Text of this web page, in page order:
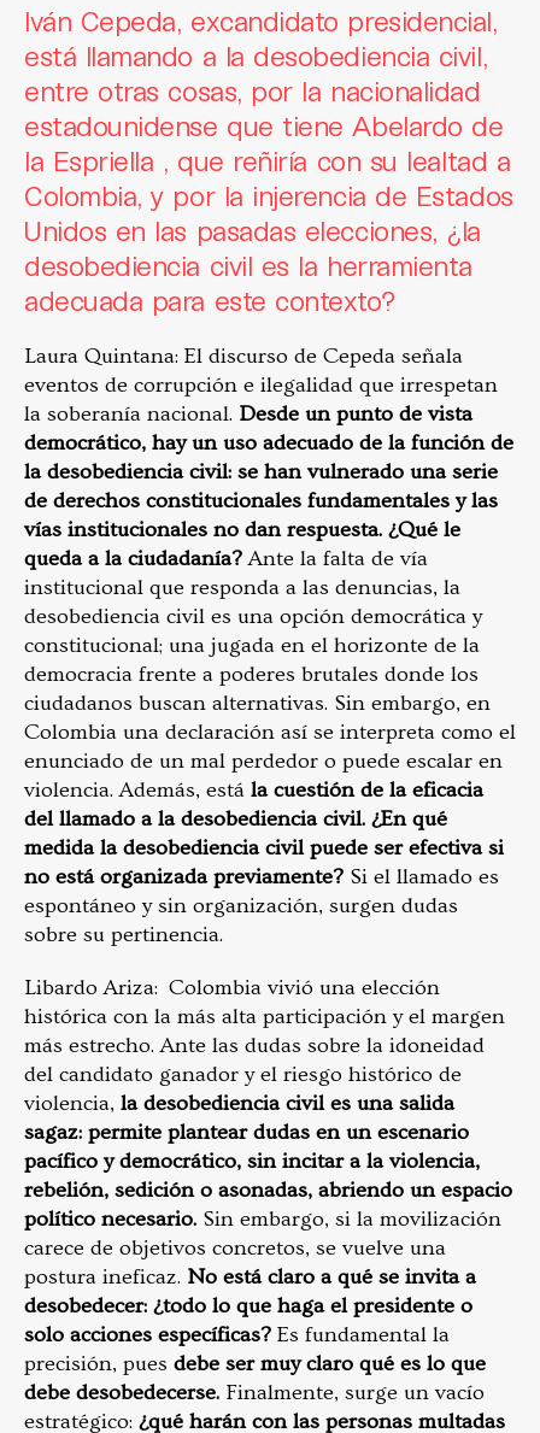
Iván Cepeda, excandidato presidencial,
está llamando a la desobediencia civil,
entre otras cosas, por la nacionalidad
estadounidense que tiene Abelardo de
la Espriella , que reñiría con su lealtad a
Colombia, y por la injerencia de Estados
Unidos en las pasadas elecciones, ¿la
desobediencia civil es la herramienta
adecuada para este contexto?
Laura Quintana: El discurso de Cepeda señala
eventos de corrupción e ilegalidad que irrespetan
la soberanía nacional. Desde un punto de vista
democrático, hay un uso adecuado de la función de
la desobediencia civil: se han vulnerado una serie
de derechos constitucionales fundamentales y las
vías institucionales no dan respuesta. ¿Qué le
queda a la ciudadanía?Ante la falta de vía
institucional que responda a las denuncias, la
desobediencia civil es una opción democrática y
constitucional; una jugada en el horizonte de la
democracia frente a poderes brutales donde los
ciudadanos buscan alternativas. Sin embargo, en
Colombia una declaración así se interpreta como el
enunciado de un mal perdedor o puede escalar en
violencia. Además, está la cuestión de la eficacia
del llamado a la desobediencia civil. ¿En qué
medida la desobediencia civil puede ser efectiva si
no está organizada previamente? Si el llamado es
espontáneo y sin organización, surgen dudas
sobre su pertinencia.
Libardo Ariza: Colombia vivió una elección
histórica con la más alta participación y el margen
más estrecho. Ante las dudas sobre la idoneidad
del candidato ganador y el riesgo histórico de
violencia, la desobediencia civil es una salida
sagaz: permite plantear dudas en un escenario
pacífico y democrático, sin incitar a la violencia,
rebelión, sedición o asonadas, abriendo un espacio
político necesario. Sin embargo, si la movilización
carece de objetivos concretos, se vuelve una
postura ineficaz. No está claro a qué se invita a
desobedecer: ¿todo lo que haga el presidente o
solo acciones específicas? Es fundamental la
precisión, pues debe ser muy claro qué es lo que
debe desobedecerse. Finalmente, surge un vacío
estratégico: ¿qué harán con las personas multadas